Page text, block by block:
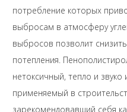
потребление которых
выбросам в атмосферу
выбросов позволит
потепления.
нетоксичный, тепло и
применяемый в
зарекомендовавший себя